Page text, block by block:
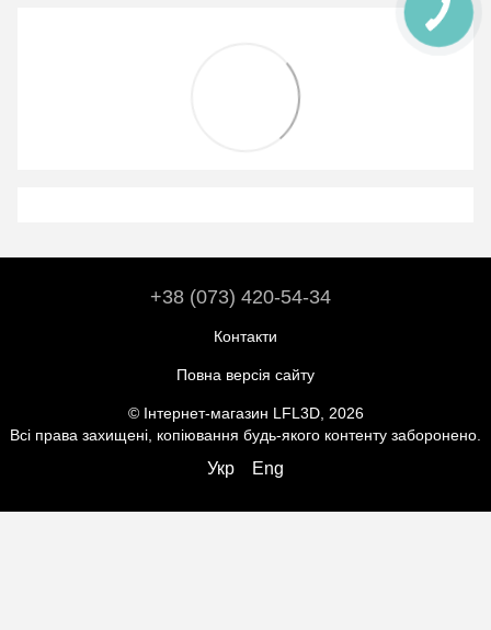
+38 (073) 420-54-34
Контакти
Повна версія сайту
© Інтернет-магазин LFL3D, 2026
Всі права захищені, копіювання будь-якого контенту заборонено.
Укр Eng